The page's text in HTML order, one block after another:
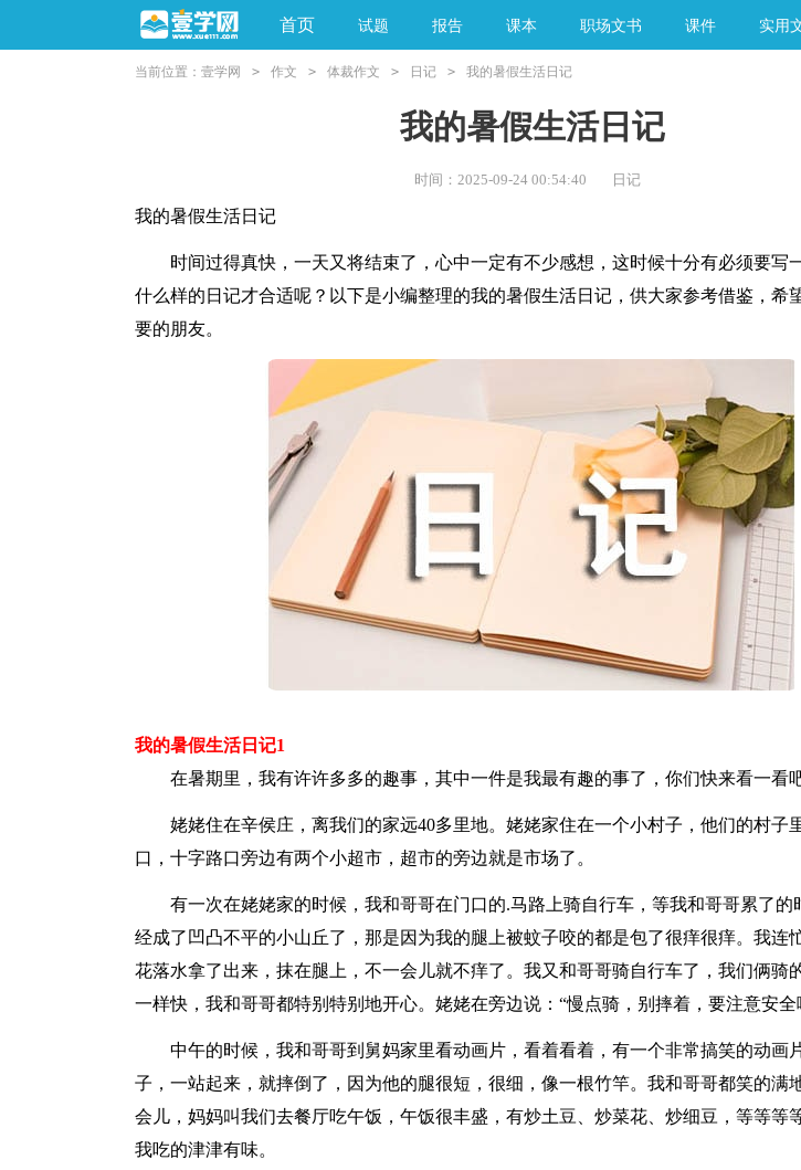
首页 试题 报告 课本 职场文书 课件 实用
阅读理解 亲子教育 手工素材
当前位置： 壹学网 > 作文 > 体裁作文 > 日记 > 我的暑假生活日记
我的暑假生活日记
时间：2025-09-24 00:54:40 日记
我的暑假生活日记
时间过得真快，一天又将结束了，心中一定有不少感想，这时候十分有必须要写
什么样的日记才合适呢？以下是小编整理的我的暑假生活日记，供大家参考借鉴，希
要的朋友。
我的暑假生活日记1
在暑期里，我有许许多多的趣事，其中一件是我最有趣的事了，你们快来看一看
姥姥住在辛侯庄，离我们的家远40多里地。姥姥家住在一个小村子，他们的村子
口，十字路口旁边有两个小超市，超市的旁边就是市场了。
有一次在姥姥家的时候，我和哥哥在门口的.马路上骑自行车，等我和哥哥累了的
经成了凹凸不平的小山丘了，那是因为我的腿上被蚊子咬的都是包了很痒很痒。我连
花落水拿了出来，抹在腿上，不一会儿就不痒了。我又和哥哥骑自行车了，我们俩骑
一样快，我和哥哥都特别特别地开心。姥姥在旁边说：“慢点骑，别摔着，要注意安全
中午的时候，我和哥哥到舅妈家里看动画片，看着看着，有一个非常搞笑的动画
子，一站起来，就摔倒了，因为他的腿很短，很细，像一根竹竿。我和哥哥都笑的满
会儿，妈妈叫我们去餐厅吃午饭，午饭很丰盛，有炒土豆、炒菜花、炒细豆，等等等
我吃的津津有味。